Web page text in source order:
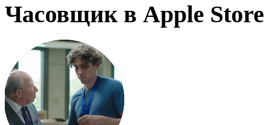
Часовщик в Apple Store